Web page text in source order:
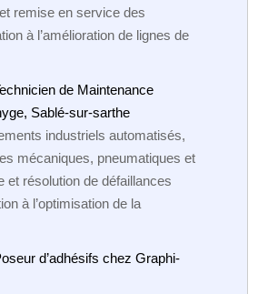
remise en service des
à l’amélioration de lignes de
de Maintenance
Sablé-sur-sarthe
industriels automatisés,
mécaniques, pneumatiques et
et résolution de défaillances
à l’optimisation de la
d’adhésifs chez Graphi-